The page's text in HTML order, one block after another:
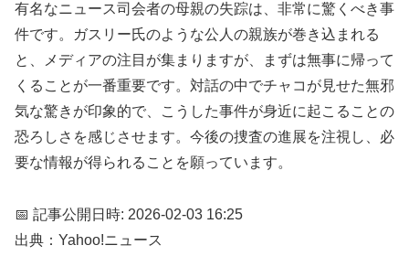
有名なニュース司会者の母親の失踪は、非常に驚くべき事
件です。ガスリー氏のような公人の親族が巻き込まれる
と、メディアの注目が集まりますが、まずは無事に帰って
くることが一番重要です。対話の中でチャコが見せた無邪
気な驚きが印象的で、こうした事件が身近に起こることの
恐ろしさを感じさせます。今後の捜査の進展を注視し、必
要な情報が得られることを願っています。
📅 記事公開日時: 2026-02-03 16:25
出典：Yahoo!ニュース